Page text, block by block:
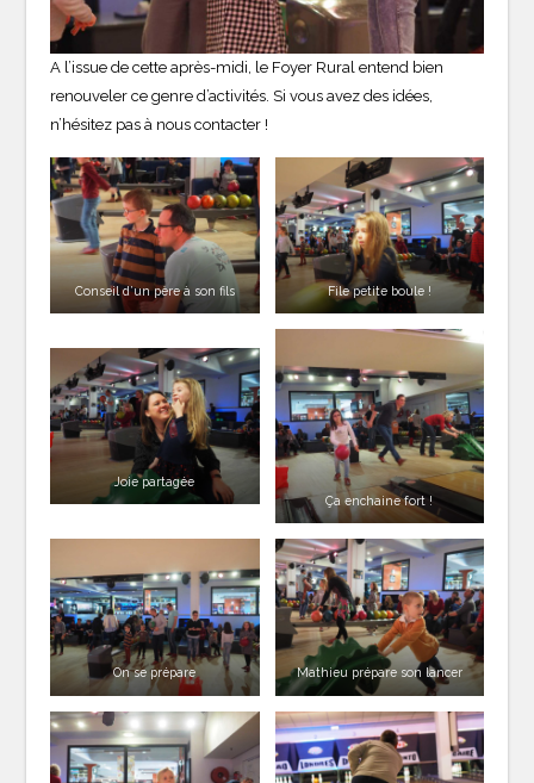
A l’issue de cette après-midi, le Foyer Rural entend bien
renouveler ce genre d’activités. Si vous avez des idées,
n’hésitez pas à nous contacter !
Conseil d’un père à son fils File petite boule !
Joie partagée
Ça enchaine fort !
On se prépare Mathieu prépare son lancer